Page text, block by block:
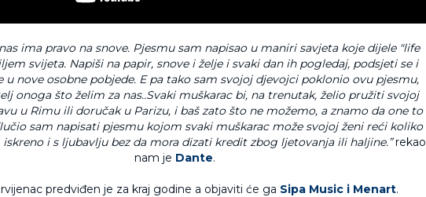
ima pravo na snove. Pjesmu sam napisao u maniri savjeta koje dijele "life
svijeta. Napiši na papir, snove i želje i svaki dan ih pogledaj, podsjeti se i
u nove osobne pobjede. E pa tako sam svojoj djevojci poklonio ovu pjesmu,
onoga što želim za nas..Svaki muškarac bi, na trenutak, želio pružiti svojoj
u Rimu ili doručak u Parizu, i baš zato što ne možemo, a znamo da one to
sam napisati pjesmu kojom svaki muškarac može svojoj ženi reći koliko
iskreno i s ljubavlju bez da mora dizati kredit zbog ljetovanja ili haljine.”rekao
nam je Dante.
predviđen je za kraj godine a objaviti će ga Sipa Music i Menart.